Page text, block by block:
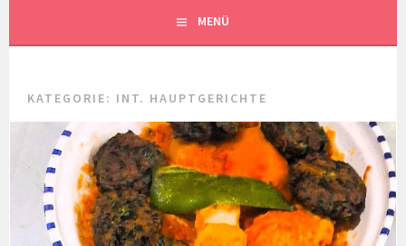
MENÜ
KATEGORIE: INT. HAUPTGERICHTE